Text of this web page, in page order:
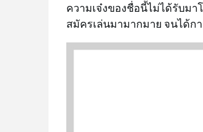
ความเจ๋งของชื่อนี้ไม่ได้รับม
สมัครเล่นมามากมาย จนได้ก